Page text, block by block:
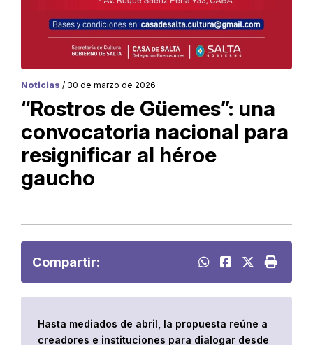
Noticias / 30 de marzo de 2026
“Rostros de Güemes”: una
convocatoria nacional para
resignificar al héroe
gaucho
Compartir:
Hasta mediados de abril, la propuesta reúne a
creadores e instituciones para dialogar desde